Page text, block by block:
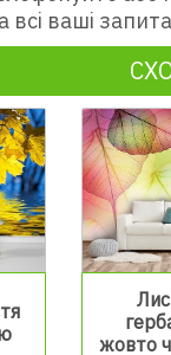
всі ваші
жовто